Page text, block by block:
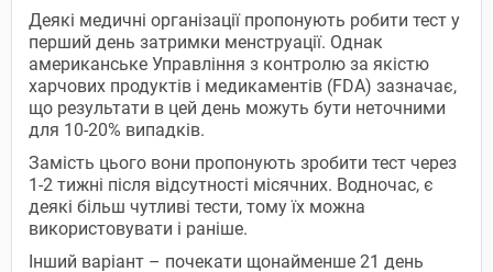
Деякі медичні організації пропонують робити тест у
перший день затримки менструації. Однак
американське Управління з контролю за якістю
харчових продуктів і медикаментів (FDA) зазначає,
що результати в цей день можуть бути неточними
для 10-20% випадків.
Замість цього вони пропонують зробити тест через
1-2 тижні після відсутності місячних. Водночас, є
деякі більш чутливі тести, тому їх можна
використовувати і раніше.
Інший варіант – почекати щонайменше 21 день